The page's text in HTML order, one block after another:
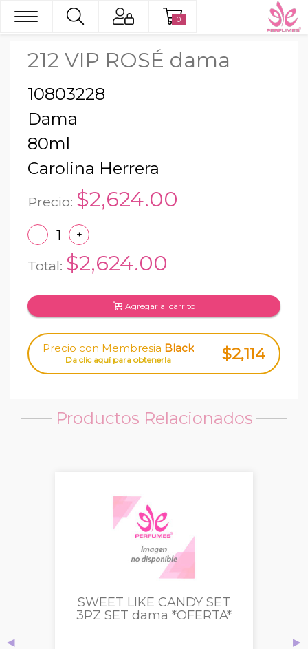
0
212 VIP ROSÉ dama
10803228
Dama
80ml
Carolina Herrera
Precio: $2,624.00
- +
Total: $2,624.00
Agregar al carrito
Precio con Membresia Black
Da clic aquí para obtenerla $2,114
Productos Relacionados
212 VIP ROSE ELIXIR
dama
◀ ▶